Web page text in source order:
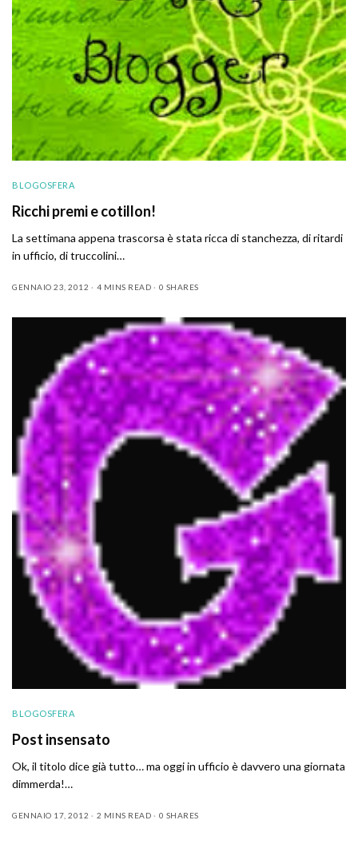
BLOGOSFERA
Ricchi premi e cotillon!
La settimana appena trascorsa è stata ricca di stanchezza, di ritardi
in ufficio, di truccolini…
GENNAIO 23, 2012 4 MINS READ 0 SHARES
BLOGOSFERA
Post insensato
Ok, il titolo dice già tutto… ma oggi in ufficio è davvero una giornata
dimmerda!…
GENNAIO 17, 2012 2 MINS READ 0 SHARES